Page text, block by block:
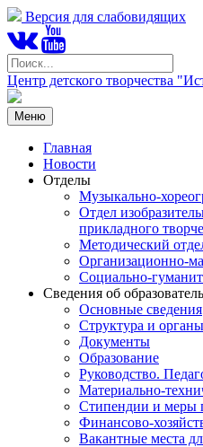
Версия для слабовидящих
Центр детского творчества
Меню
Главная
Новости
Отделы
Музыкально-
Отдел
прикладного
Методический
Организационно-
Социально-
Сведения об
Основные сведения
Структура и
Документы
Образование
Руководство.
Материально-
Стипендии и меры
Финансово-
Вакантные места